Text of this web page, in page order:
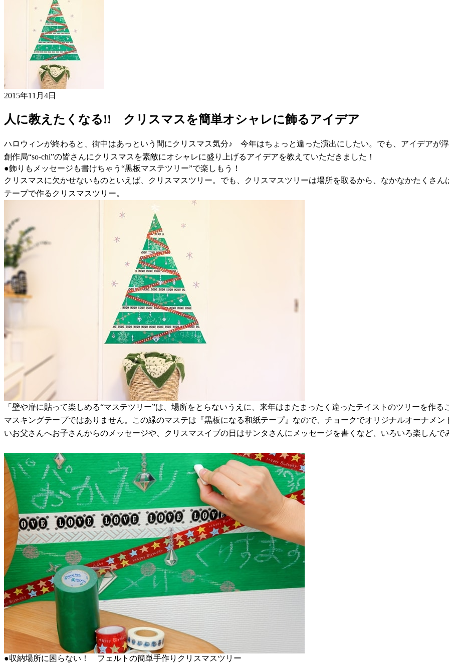
2015年11月4日
人に教えたくなる!! クリスマスを簡単オシャレに飾るアイデア
ハロウィンが終わると、街中はあっという間にクリスマス気分♪ 今年はちょっと違った演出にしたい。でも、アイデアが
創作局“so-chi”の皆さんにクリスマスを素敵にオシャレに盛り上げるアイデアを教えていただきました！
●飾りもメッセージも書けちゃう“黒板マステツリー”で楽しもう！
クリスマスに欠かせないものといえば、クリスマスツリー。でも、クリスマスツリーは場所を取るから、なかなかたくさ
テープで作るクリスマスツリー。
「壁や扉に貼って楽しめる“マステツリー”は、場所をとらないうえに、来年はまたまったく違ったテイストのツリーを作
マスキングテープではありません。この緑のマステは『黒板になる和紙テープ』なので、チョークでオリジナルオーナメ
いお父さんへお子さんからのメッセージや、クリスマスイブの日はサンタさんにメッセージを書くなど、いろいろ楽しんで
●収納場所に困らない！ フェルトの簡単手作りクリスマスツリー